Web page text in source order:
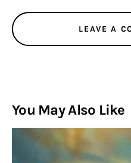
LEAVE A
You May Also Like